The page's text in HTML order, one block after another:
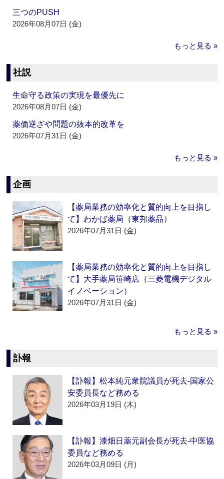
三つのPUSH
2026年08月07日 (金)
もっと見る »
社説
生命守る政策の実現を最優先に
2026年08月07日 (金)
薬価逆ざや問題の抜本的改革を
2026年07月31日 (金)
もっと見る »
企画
【薬局業務の効率化と質的向上を目指し
て】わかば薬局（東邦薬品）
2026年07月31日 (金)
【薬局業務の効率化と質的向上を目指し
て】大手薬局笹崎店（三菱電機デジタル
イノベーション）
2026年07月31日 (金)
もっと見る »
訃報
【訃報】松本純元衆院議員が死去‐国家公
安委員長など務める
2026年03月19日 (木)
【訃報】漆畑日薬元副会長が死去‐中医協
委員など務める
2026年03月09日 (月)